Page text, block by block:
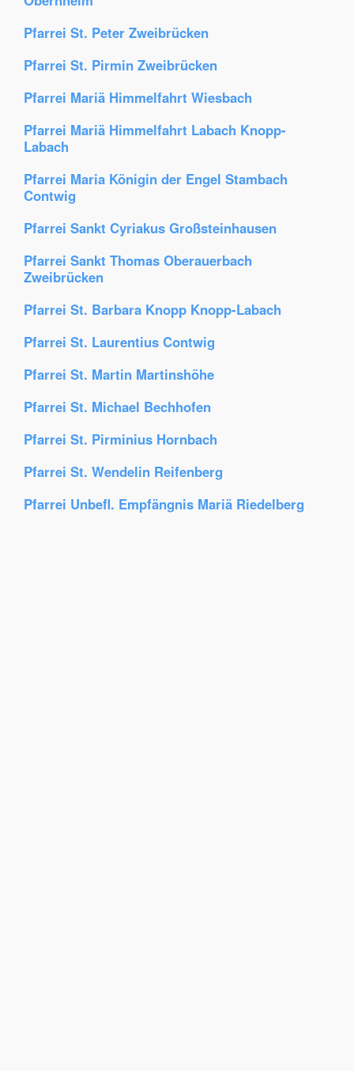
Pfarrei St. Peter Zweibrücken
Pfarrei St. Pirmin Zweibrücken
Pfarrei Mariä Himmelfahrt Wiesbach
Pfarrei Mariä Himmelfahrt Labach Knopp-
Labach
Pfarrei Maria Königin der Engel Stambach
Contwig
Pfarrei Sankt Cyriakus Großsteinhausen
Pfarrei Sankt Thomas Oberauerbach
Zweibrücken
Pfarrei St. Barbara Knopp Knopp-Labach
Pfarrei St. Laurentius Contwig
Pfarrei St. Martin Martinshöhe
Pfarrei St. Michael Bechhofen
Pfarrei St. Pirminius Hornbach
Pfarrei St. Wendelin Reifenberg
Pfarrei Unbefl. Empfängnis Mariä Riedelberg